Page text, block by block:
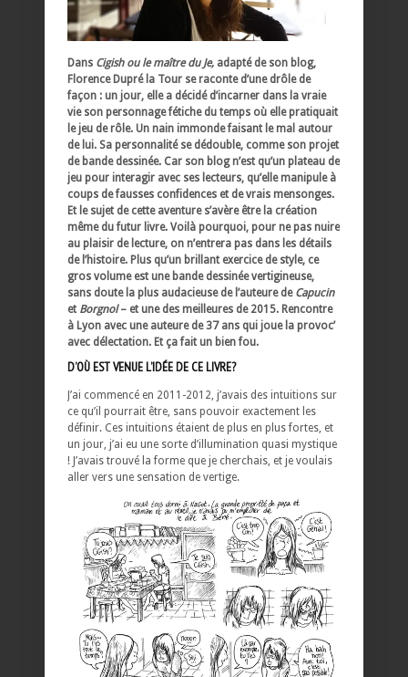
Dans Cigish ou le maître du Je, adapté de son blog,
Florence Dupré la Tour se raconte d’une drôle de
façon : un jour, elle a décidé d’incarner dans la vraie
vie son personnage fétiche du temps où elle pratiquait
le jeu de rôle. Un nain immonde faisant le mal autour
de lui. Sa personnalité se dédouble, comme son projet
de bande dessinée. Car son blog n’est qu’un plateau de
jeu pour interagir avec ses lecteurs, qu’elle manipule à
coups de fausses confidences et de vrais mensonges.
Et le sujet de cette aventure s’avère être la création
même du futur livre. Voilà pourquoi, pour ne pas nuire
au plaisir de lecture, on n’entrera pas dans les détails
de l’histoire. Plus qu’un brillant exercice de style, ce
gros volume est une bande dessinée vertigineuse,
sans doute la plus audacieuse de l’auteure de Capucin
et Borgnol– et une des meilleures de 2015. Rencontre
à Lyon avec une auteure de 37 ans qui joue la provoc’
avec délectation. Et ça fait un bien fou.
D’OÙ EST VENUE L’IDÉE DE CE LIVRE?
J’ai commencé en 2011-2012, j’avais des intuitions sur
ce qu’il pourrait être, sans pouvoir exactement les
définir. Ces intuitions étaient de plus en plus fortes, et
un jour, j’ai eu une sorte d’illumination quasi mystique
! J’avais trouvé la forme que je cherchais, et je voulais
aller vers une sensation de vertige.